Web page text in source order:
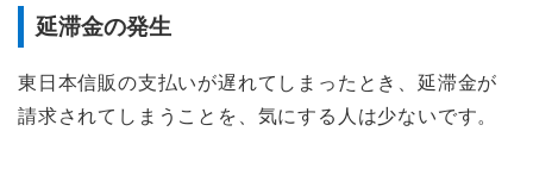
延滞金の発生
東日本信販の支払いが遅れてしまったとき、延滞金が
請求されてしまうことを、気にする人は少ないです。